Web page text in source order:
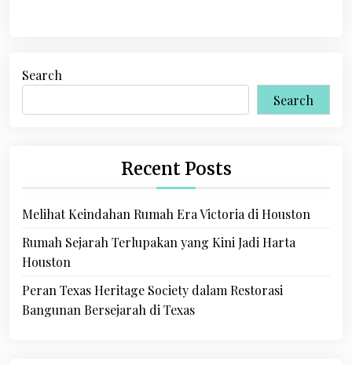
Search
Search
Recent Posts
Melihat Keindahan Rumah Era Victoria di Houston
Rumah Sejarah Terlupakan yang Kini Jadi Harta
Houston
Peran Texas Heritage Society dalam Restorasi
Bangunan Bersejarah di Texas